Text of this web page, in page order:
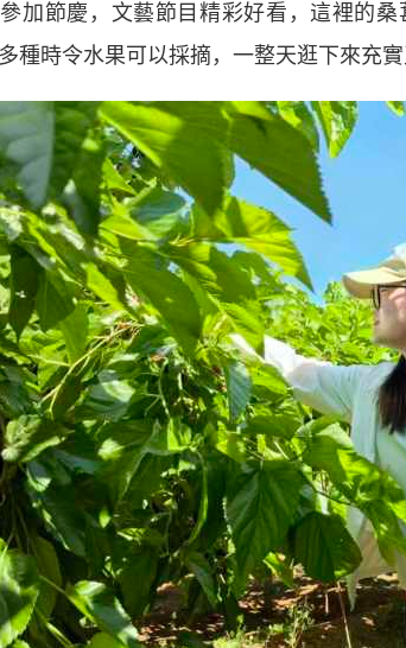
加節慶，文藝節目精彩好看，這裡的
種時令水果可以採摘，一整天逛下來充